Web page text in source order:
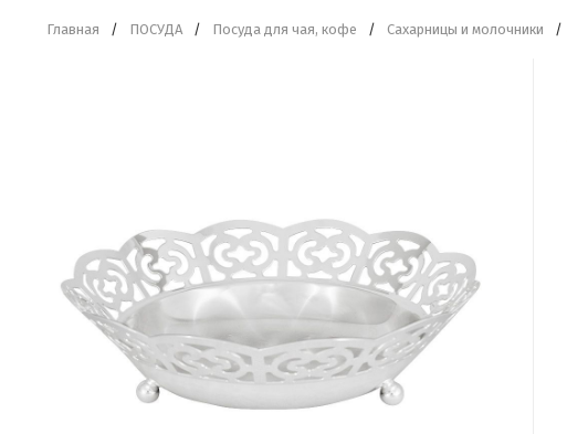
Главная / ПОСУДА / Посуда для чая, кофе / Сахарницы и молочники /